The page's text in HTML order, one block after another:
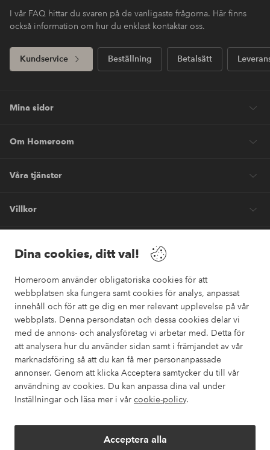
Dina cookies, ditt val!
Homeroom använder obligatoriska cookies för att
webbplatsen ska fungera samt cookies för analys, anpassat
innehåll och för att ge dig en mer relevant upplevelse på vår
webbplats. Denna persondatan och dessa cookies delar vi
med de annons- och analysföretag vi arbetar med. Detta för
att analysera hur du använder sidan samt i främjandet av vår
marknadsföring så att du kan få mer personanpassade
annonser. Genom att klicka Acceptera samtycker du till vår
användning av cookies. Du kan anpassa dina val under
Inställningar och läsa mer i vår cookie-policy.
Acceptera alla
I vår FAQ hittar du svaren på de vanligaste frågorna. Här finns
också information om hur du enklast kontaktar oss.
Kundservice Beställning Betalsätt
Mina sidor
Om Homeroom
Våra tjänster
Villkor
Säkra betalningar
Vill du veta mer om våra betalalternativ ?
elpy